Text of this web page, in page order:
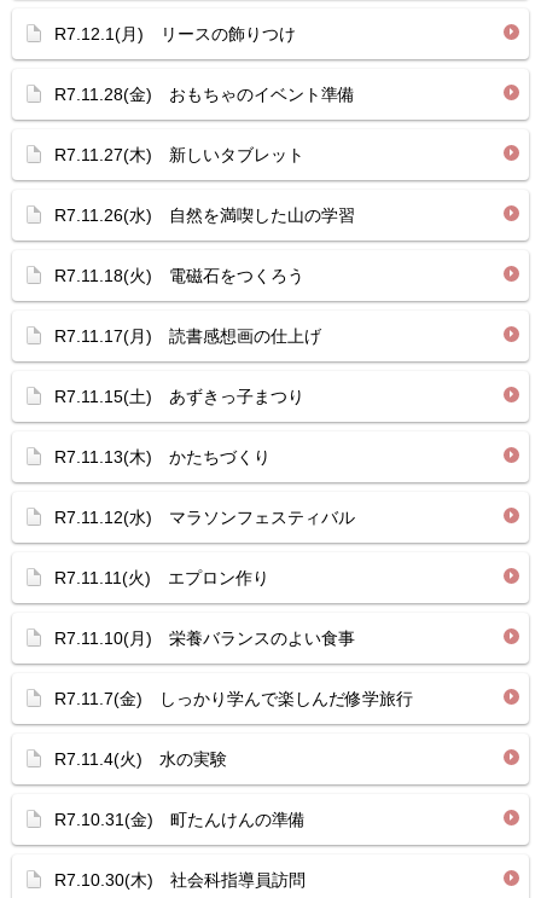
R7.12.1(月) リースの飾りつけ
R7.11.28(金) おもちゃのイベント準備
R7.11.27(木) 新しいタブレット
R7.11.26(水) 自然を満喫した山の学習
R7.11.18(火) 電磁石をつくろう
R7.11.17(月) 読書感想画の仕上げ
R7.11.15(土) あずきっ子まつり
R7.11.13(木) かたちづくり
R7.11.12(水) マラソンフェスティバル
R7.11.11(火) エプロン作り
R7.11.10(月) 栄養バランスのよい食事
R7.11.7(金) しっかり学んで楽しんだ修学旅行
R7.11.4(火) 水の実験
R7.10.31(金) 町たんけんの準備
R7.10.30(木) 社会科指導員訪問